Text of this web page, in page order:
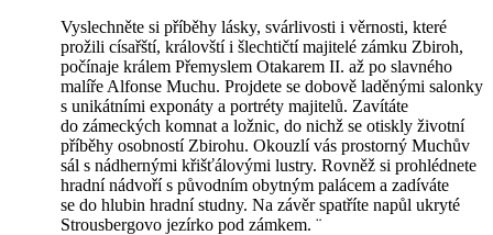
Vyslechněte si příběhy lásky, svárlivosti i věrnosti, které
prožili císařští, královští i šlechtičtí majitelé zámku Zbiroh,
počínaje králem Přemyslem Otakarem II. až po slavného
malíře Alfonse Muchu. Projdete se dobově laděnými salonky
s unikátními exponáty a portréty majitelů. Zavítáte
do zámeckých komnat a ložnic, do nichž se otiskly životní
příběhy osobností Zbirohu. Okouzlí vás prostorný Muchův
sál s nádhernými křišťálovými lustry. Rovněž si prohlédnete
hradní nádvoří s původním obytným palácem a zadíváte
se do hlubin hradní studny. Na závěr spatříte napůl ukryté
Strousbergovo jezírko pod zámkem. ¨